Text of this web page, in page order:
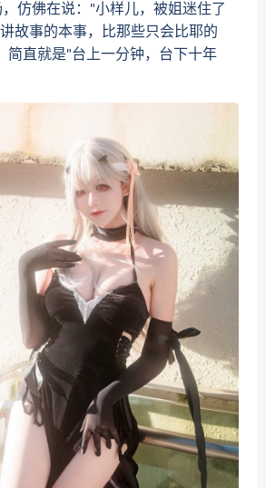
，仿佛在说："小样儿，被姐迷住了
故事的本事，比那些只会比耶的
简直就是"台上一分钟，台下十年